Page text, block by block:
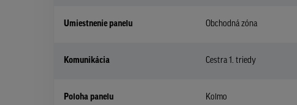
Umiestnenie panelu Obchodná zóna
Komunikácia Cestra 1. triedy
Poloha panelu Kolmo